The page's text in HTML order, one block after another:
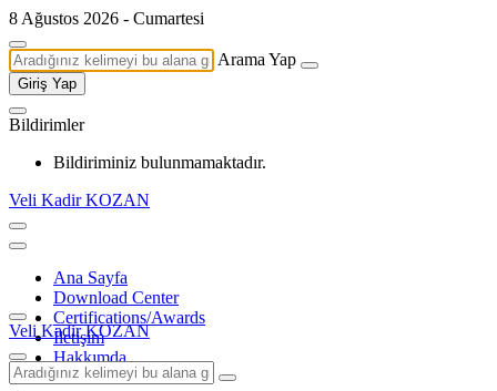
8 Ağustos 2026 - Cumartesi
Arama Yap
Giriş Yap
Bildirimler
Bildiriminiz bulunmamaktadır.
Veli Kadir KOZAN
Ana Sayfa
Download Center
Certifications/Awards
İletişim
Hakkımda
Veli Kadir KOZAN